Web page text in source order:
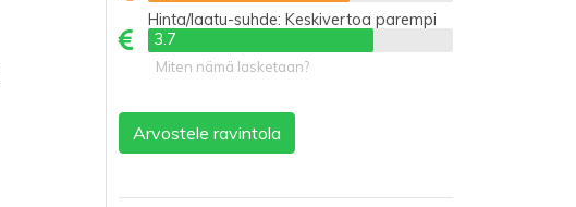
Hinta/laatu-suhde:Keskivertoa parempi
3.7
3.7
Miten nämä lasketaan?
Arvostele ravintola